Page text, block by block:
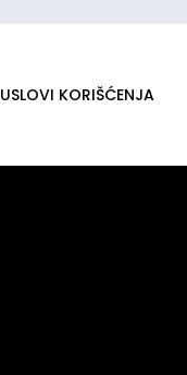
USLOVI KORIŠĆENJA